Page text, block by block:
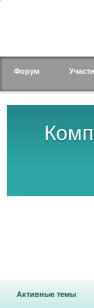
Форум
Активные темы